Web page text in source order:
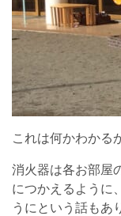
これは何かわかる
消火器は各お部屋
につかえるように
うにという話もあ